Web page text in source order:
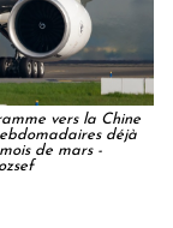
vers la Chine
déjà
de mars -